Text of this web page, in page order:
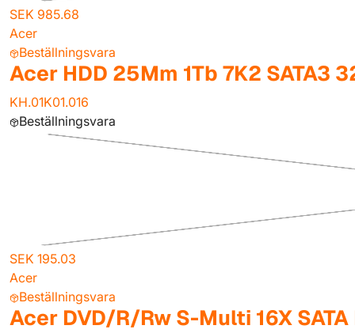
SEK 985.68
Acer
Beställningsvara
Acer HDD 25Mm 1Tb 7K2 SATA3
KH.01K01.016
Beställningsvara
SEK 195.03
Acer
Beställningsvara
Acer DVD/R/Rw S-Multi 16X